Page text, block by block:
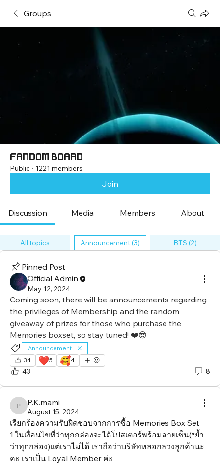
Groups
Fandom Board
Public · 1221 members
Join
Discussion Media Members About
All topics Announcement (3) BTS (2)
Pinned Post
Official Admin
May 12, 2024
Coming soon, there will be announcements regarding
the privileges of Membership and the random
giveaway of prizes for those who purchase the
Memories boxset, so stay tuned! ❤️😎
Announcement
34
❤️5 🥰4
43 8
P.K.mami
P.K.mami
August 15, 2024
เรียกร้องความรับผิดชอบจากการซื้อ Memories Box Set
1.ในเงื่อนไขที่ว่าทุกกล่องจะได้โปสเตอร์พร้อมลายเซ็น(*ย้ำ
ว่าทุกกล่อง)แต่เราไม่ได้ เราถือว่าบริษัทหลอกลวงลูกค้านะ
คะ เราเป็น Loyal Member ค่ะ